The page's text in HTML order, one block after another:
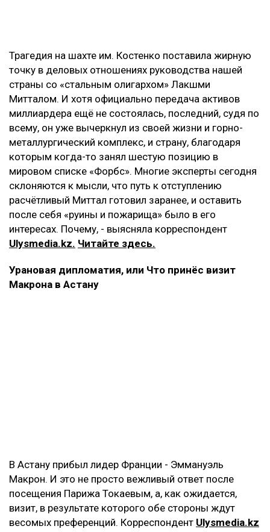
Трагедия на шахте им. Костенко поставила жирную
точку в деловых отношениях руководства нашей
страны со «стальным олигархом» Лакшми
Митталом. И хотя официально передача активов
миллиардера ещё не состоялась, последний, судя по
всему, он уже вычеркнул из своей жизни и горно-
металлургический комплекс, и страну, благодаря
которым когда-то занял шестую позицию в
мировом списке «Форбс». Многие эксперты сегодня
склоняются к мысли, что путь к отступлению
расчётливый Миттал готовил заранее, и оставить
после себя «руины и пожарища» было в его
интересах. Почему, - выясняла корреспондент
Ulysmedia.kz. Читайте здесь.
Урановая дипломатия, или Что принёс визит
Макрона в Астану
В Астану прибыл лидер Франции - Эммануэль
Макрон. И это не просто вежливый ответ после
посещения Парижа Токаевым, а, как ожидается,
визит, в результате которого обе стороны ждут
весомых преференций. Корреспондент Ulysmedia.kz